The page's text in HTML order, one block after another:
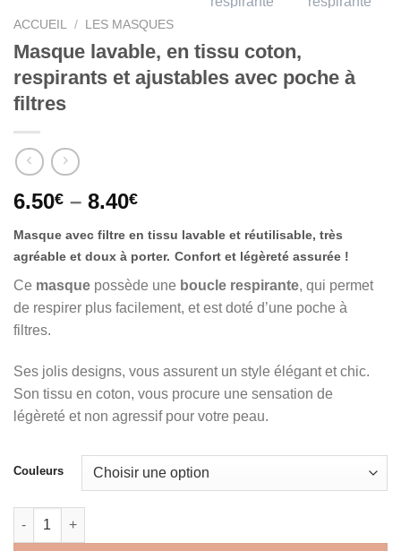
ACCUEIL / LES MASQUES
Masque lavable, en tissu coton,
respirants et ajustables avec poche à
filtres
6.50€ – 8.40€
Masque avec filtre en tissu lavable et réutilisable, très
agréable et doux à porter. Confort et légèreté assurée !
Ce masque possède une boucle respirante, qui permet
de respirer plus facilement, et est doté d’une poche à
filtres.
Ses jolis designs, vous assurent un style élégant et chic.
Son tissu en coton, vous procure une sensation de
légèreté et non agressif pour votre peau.
Couleurs
quantité de Masque lavable, en tissu coton, respirants et